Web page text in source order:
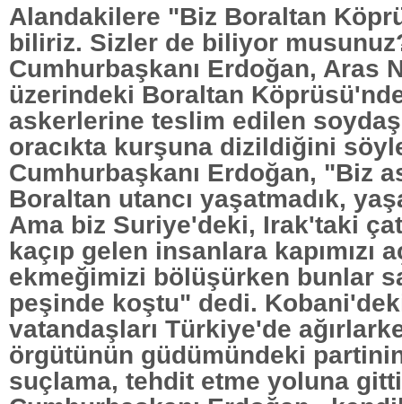
Alandakilere "Biz Boraltan
biliriz. Sizler de biliyor
Cumhurbaşkanı Erdoğan, Aras
üzerindeki Boraltan
askerlerine teslim edilen
oracıkta kurşuna dizildiğini
Cumhurbaşkanı Erdoğan, "Biz
Boraltan utancı yaşatmadık,
Ama biz Suriye'deki, Irak'taki
kaçıp gelen insanlara kapımızı
ekmeğimizi bölüşürken bunlar
peşinde koştu" dedi.
vatandaşları Türkiye'de
örgütünün güdümündeki
suçlama, tehdit etme yoluna